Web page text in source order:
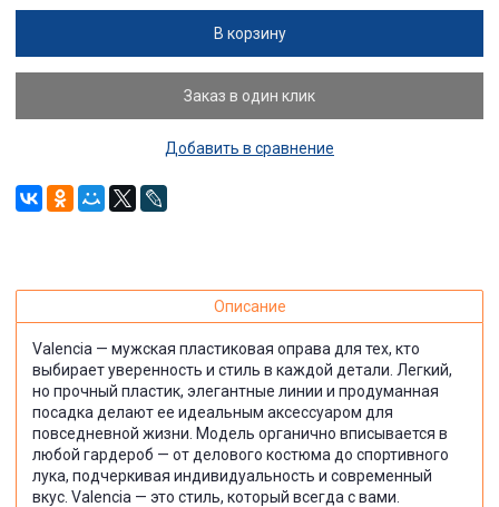
В корзину
Заказ в один клик
Добавить в сравнение
Описание
Valencia — мужская пластиковая оправа для тех, кто
выбирает уверенность и стиль в каждой детали. Легкий,
но прочный пластик, элегантные линии и продуманная
посадка делают ее идеальным аксессуаром для
повседневной жизни. Модель органично вписывается в
любой гардероб — от делового костюма до спортивного
лука, подчеркивая индивидуальность и современный
вкус. Valencia — это стиль, который всегда с вами.